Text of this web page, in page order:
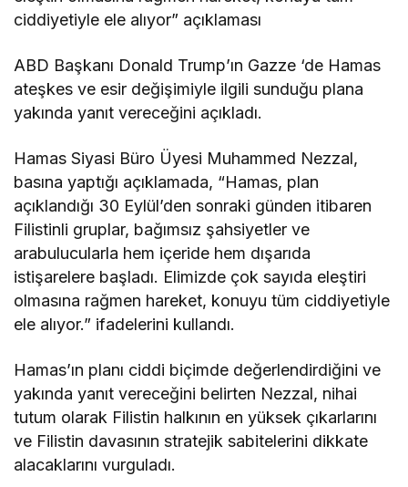
ciddiyetiyle ele alıyor” açıklaması
ABD Başkanı Donald Trump’ın Gazze ‘de Hamas
ateşkes ve esir değişimiyle ilgili sunduğu plana
yakında yanıt vereceğini açıkladı.
Hamas Siyasi Büro Üyesi Muhammed Nezzal,
basına yaptığı açıklamada, “Hamas, plan
açıklandığı 30 Eylül’den sonraki günden itibaren
Filistinli gruplar, bağımsız şahsiyetler ve
arabulucularla hem içeride hem dışarıda
istişarelere başladı. Elimizde çok sayıda eleştiri
olmasına rağmen hareket, konuyu tüm ciddiyetiyle
ele alıyor.” ifadelerini kullandı.
Hamas’ın planı ciddi biçimde değerlendirdiğini ve
yakında yanıt vereceğini belirten Nezzal, nihai
tutum olarak Filistin halkının en yüksek çıkarlarını
ve Filistin davasının stratejik sabitelerini dikkate
alacaklarını vurguladı.